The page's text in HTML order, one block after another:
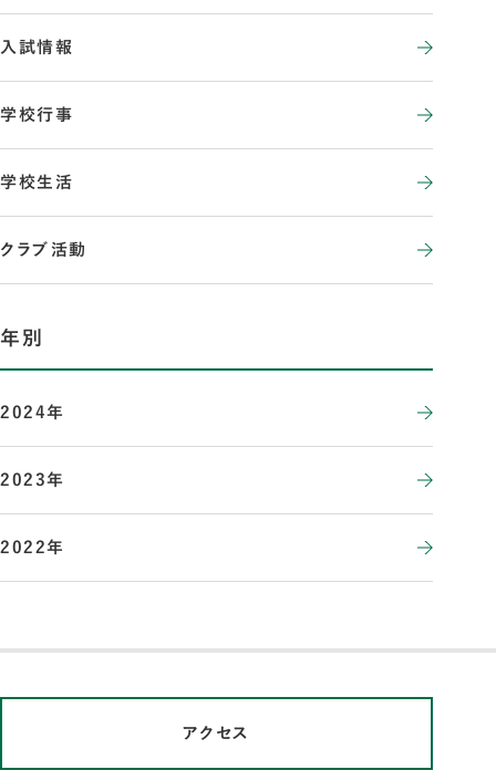
入試情報
学校行事
学校生活
クラブ活動
年別
2024年
2023年
2022年
アクセス